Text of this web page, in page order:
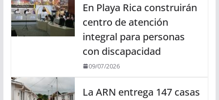
En Playa Rica construirán
centro de atención
integral para personas
con discapacidad
09/07/2026
La ARN entrega 147 casas